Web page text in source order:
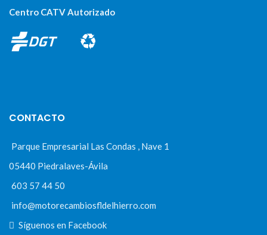
Centro CATV Autorizado
CONTACTO
Parque Empresarial Las Condas , Nave 1
05440 Piedralaves-Ávila
603 57 44 50
info@motorecambiosfldelhierro.com
Síguenos en Facebook